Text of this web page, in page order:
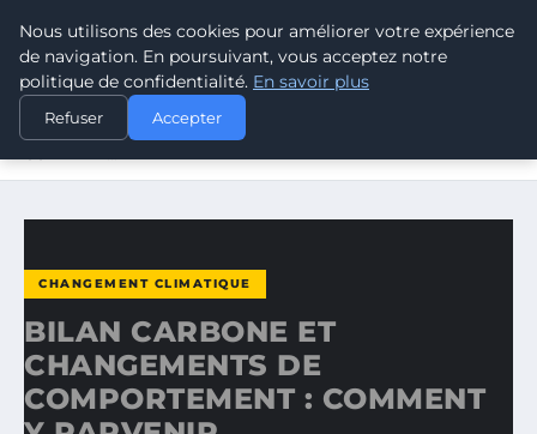
CLIMATE RESPONSE BLOG
ACCUEIL
CHANGEMENT CLIMATIQUE
BILAN CARBONE ET CHANGEMENTS DE COMPORTEMENT :
CHANGEMENT CLIMATIQUE
BILAN CARBONE ET
CHANGEMENTS DE
COMPORTEMENT : COMMENT
Nous utilisons des cookies pour améliorer votre expérience
de navigation. En poursuivant, vous acceptez notre
politique de confidentialité. En savoir plus
Refuser Accepter